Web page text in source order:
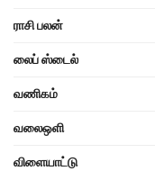
ராசி பலன்
லைப் ஸ்டைல்
வணிகம்
வலைஒளி
விளையாட்டு